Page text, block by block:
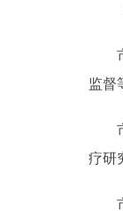
（
市
监督
市
疗研
市